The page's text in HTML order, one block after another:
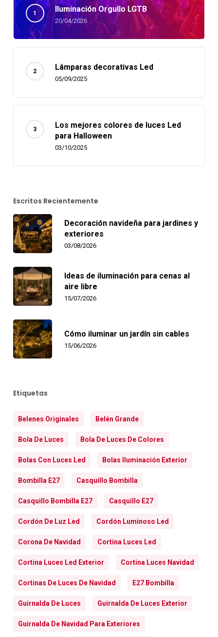
Iluminación Orgullo LGTB
20/04/2026
Lámparas decorativas Led
05/09/2025
Los mejores colores de luces Led
para Halloween
03/10/2025
Escritos Recientemente
Decoración navideña para jardines y
exteriores
03/08/2026
Ideas de iluminación para cenas al
aire libre
15/07/2026
Cómo iluminar un jardín sin cables
15/06/2026
Etiquetas
Belenes Originales Belén Grande
Bola De Luces Bola De Luces De Colores
Bolas Con Luces Led Bolas Iluminación Exterior
Bombilla E27 Casquillo Bombilla
Casquillo Bombilla E27 Casquillo E27
Cordón De Luz Led Cordón Luminoso Led
Corona De Navidad Cortina Luces Led
Cortina Luces Led Exterior Cortina Luces Navidad
Cortinas De Luces De Navidad E27 Bombilla
Guirnalda De Luces Guirnalda De Luces Exterior
Guirnalda De Navidad Para Exteriores